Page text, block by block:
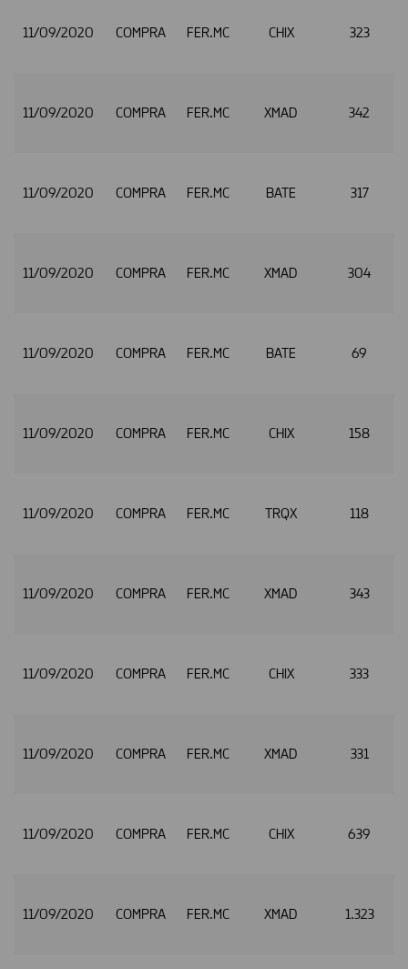
11/09/2020 COMPRA FER.MC CHIX 323
11/09/2020 COMPRA FER.MC XMAD 342
11/09/2020 COMPRA FER.MC BATE 317
11/09/2020 COMPRA FER.MC XMAD 304
11/09/2020 COMPRA FER.MC BATE 69
11/09/2020 COMPRA FER.MC CHIX 158
11/09/2020 COMPRA FER.MC TRQX 118
11/09/2020 COMPRA FER.MC XMAD 343
11/09/2020 COMPRA FER.MC CHIX 333
11/09/2020 COMPRA FER.MC XMAD 331
11/09/2020 COMPRA FER.MC CHIX 639
11/09/2020 COMPRA FER.MC XMAD 1.323